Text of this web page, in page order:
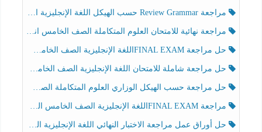
مراجعة Review Grammar حسب الهيكل اللغة الإنجليزية الصف الخامس الفصل الثالث
مراجعة نهائية للامتحان العلوم المتكاملة الصف الخامس انسبير الفصل الثالث
حل مراجعة FINAL EXAMاللغة الإنجليزية الصف الخامس الفصل الثالث
حل مراجعة شاملة للامتحان اللغة الإنجليزية الصف الخامس الفصل الثالث
حل مراجعة حسب الهيكل الوزاري العلوم المتكاملة الصف الخامس عام الفصل الثالث
مراجعة FINAL EXAMاللغة الإنجليزية الصف الخامس الفصل الثالث
حل أوراق عمل مراجعة الاختبار النهائي اللغة الإنجليزية الصف الرابع الفصل الثالث